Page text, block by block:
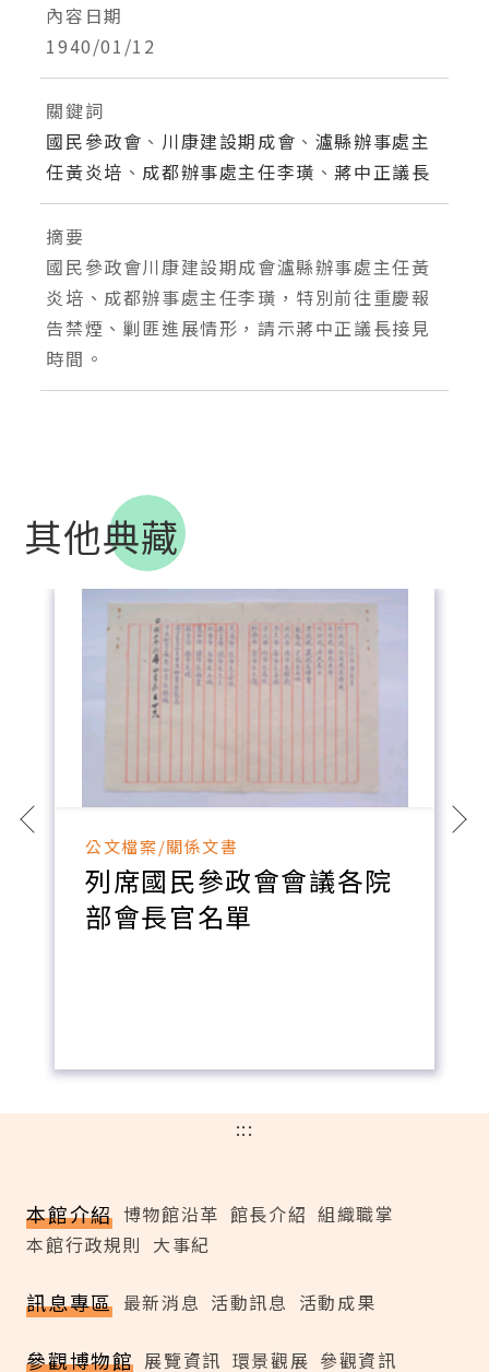
內容日期
1940/01/12
關鍵詞
國民參政會 、 川康建設期成會 、 瀘縣辦事處主
任黃炎培 、 成都辦事處主任李璜 、蔣中正議長
摘要
國民參政會川康建設期成會瀘縣辦事處主任黃
炎培、成都辦事處主任李璜，特別前往重慶報
告禁煙、剿匪進展情形，請示蔣中正議長接見
時間。
其他典藏
公文檔案/關係文書
列席國民參政會會議各院
部會長官名單
:::
本館介紹 博物館沿革 館長介紹 組織職掌
本館行政規則 大事紀
訊息專區 最新消息 活動訊息 活動成果
參觀博物館 展覽資訊 環景觀展 參觀資訊